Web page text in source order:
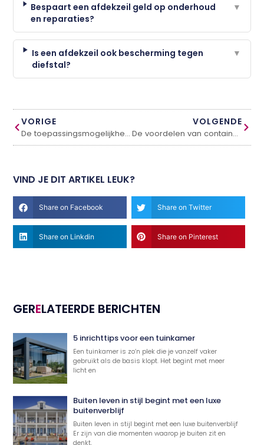
Bespaart een afdekzeil geld op onderhoud
en reparaties?
▼
Is een afdekzeil ook bescherming tegen
diefstal?
▼
VORIGE
De toepassingsmogelijkheden van bouwstaalmatten en wapeningskorven
VOLGENDE
De voordelen van container verhuur
VIND JE DIT ARTIKEL LEUK?
Share on Facebook Share on Twitter
Share on Linkdin Share on Pinterest
GERELATEERDE BERICHTEN
5 inrichttips voor een tuinkamer
Een tuinkamer is zo’n plek die je vanzelf vaker
gebruikt als de basis klopt. Het begint met meer
licht en
Buiten leven in stijl begint met een luxe
buitenverblijf
Buiten leven in stijl begint met een luxe buitenverblijf
Er zijn van die momenten waarop je buiten zit en
denkt,